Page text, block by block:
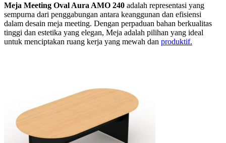
Meja Meeting Oval Aura AMO 240 adalah representasi yang
sempurna dari penggabungan antara keanggunan dan efisiensi
dalam desain meja meeting. Dengan perpaduan bahan berkualitas
tinggi dan estetika yang elegan, Meja adalah pilihan yang ideal
untuk menciptakan ruang kerja yang mewah dan produktif.